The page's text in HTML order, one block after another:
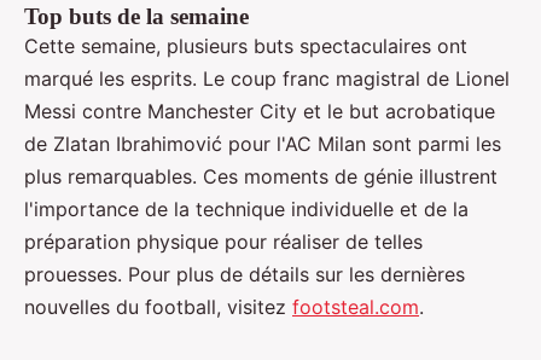
Top buts de la semaine
Cette semaine, plusieurs buts spectaculaires ont
marqué les esprits. Le coup franc magistral de Lionel
Messi contre Manchester City et le but acrobatique
de Zlatan Ibrahimović pour l'AC Milan sont parmi les
plus remarquables. Ces moments de génie illustrent
l'importance de la technique individuelle et de la
préparation physique pour réaliser de telles
prouesses. Pour plus de détails sur les dernières
nouvelles du football, visitez footsteal.com.